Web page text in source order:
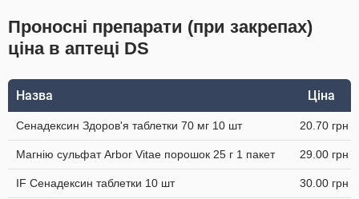
Проносні препарати (при закрепах)
ціна в аптеці DS
Назва Ціна
Сенадексин Здоров'я таблетки 70 мг 10 шт 20.70 грн
Магнію сульфат Arbor Vitae порошок 25 г 1 пакет 29.00 грн
IF Сенадексин таблетки 10 шт 30.00 грн